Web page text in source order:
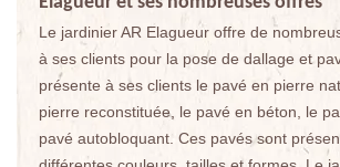
Le jardinier AR Elagueur offre de
à ses clients pour la pose de dallage et
présente à ses clients le pavé en pierre
pierre reconstituée, le pavé en béton, le
pavé autobloquant. Ces pavés sont